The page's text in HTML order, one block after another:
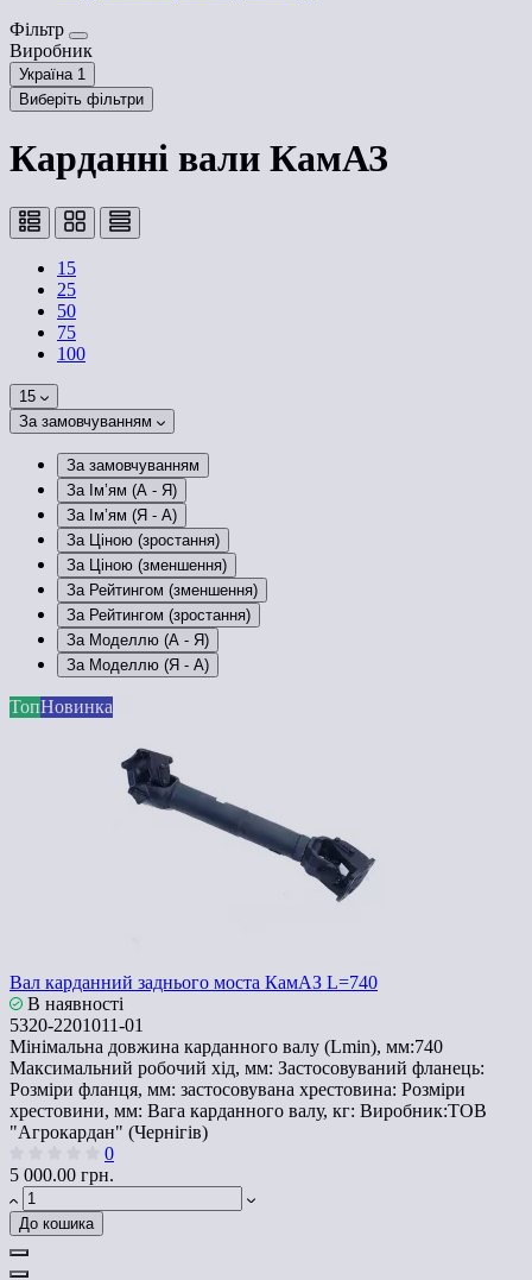
Фільтр
Виробник
Україна 1
Виберіть фільтри
Карданні вали КамАЗ
15
25
50
75
100
15
За замовчуванням
За замовчуванням
За Ім’ям (A - Я)
За Ім’ям (Я - A)
За Ціною (зростання)
За Ціною (зменшення)
За Рейтингом (зменшення)
За Рейтингом (зростання)
За Моделлю (A - Я)
За Моделлю (Я - A)
ТопНовинка
Вал карданний заднього моста КамАЗ L=740
В наявності
5320-2201011-01
Мінімальна довжина карданного валу (Lmin), мм:740
Максимальний робочий хід, мм: Застосовуваний фланець:
Розміри фланця, мм: застосовувана хрестовина: Розміри
хрестовини, мм: Вага карданного валу, кг: Виробник:ТОВ
"Агрокардан" (Чернігів)
0
5 000.00 грн.
До кошика